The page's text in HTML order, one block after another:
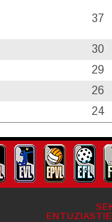
37
30
29
26
24